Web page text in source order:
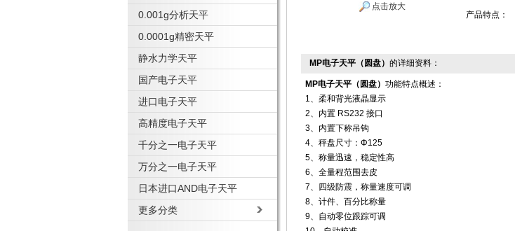
0.001g分析天平
0.0001g精密天平
静水力学天平
国产电子天平
进口电子天平
高精度电子天平
千分之一电子天平
万分之一电子天平
日本进口AND电子天平
更多分类
点击放大
产品特点：
MP电子天平（圆盘） 的详细资料：
MP电子天平（圆盘） 功能特点概述：
1、柔和背光液晶显示
2、内置 RS232 接口
3、内置下称吊钩
4、秤盘尺寸：Φ125
5、称量迅速，稳定性高
6、全量程范围去皮
7、四级防震，称量速度可调
8、计件、百分比称量
9、自动零位跟踪可调